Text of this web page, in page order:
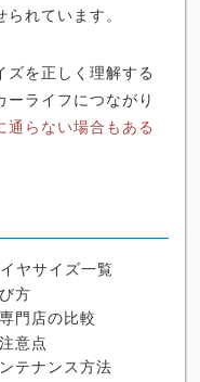
れています。
を正しく理解する
ライフにつながり
らない場合もある
ヤサイズ一覧
方
門店の比較
意点
テナンス方法